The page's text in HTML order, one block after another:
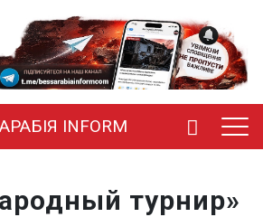
INFORM
турнир»